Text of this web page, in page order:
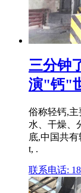
三分钟
演"钙"
俗称轻钙,
水、干燥、
底,中国共
t, .
联系电话: